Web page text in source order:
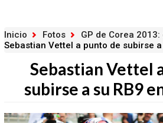
Inicio Fotos
GP de Corea
Sebastian Vettel a punto de subirse
Sebastian Vettel
subirse a su RB9